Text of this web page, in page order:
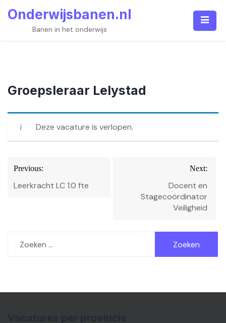
Onderwijsbanen.nl
Banen in het onderwijs
Groepsleraar Lelystad
Deze vacature is verlopen.
Bericht
navigatie
Previous:
Leerkracht LC 1.0 fte
Next:
Docent en
Stagecoördinator
Veiligheid
naar: